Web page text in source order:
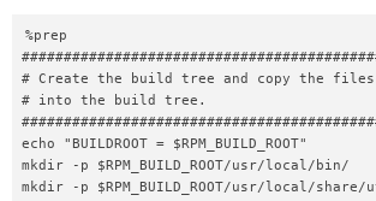
%prep
# Create the build tree and copy the
# into the build tree.
echo "BUILDROOT = $RPM_BUILD_ROOT"
mkdir -p $RPM_BUILD_ROOT/usr/local/bin/
mkdir -p $RPM_BUILD_ROOT/usr/local/